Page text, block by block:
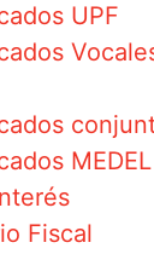
UPF
MEDEL
Fiscal